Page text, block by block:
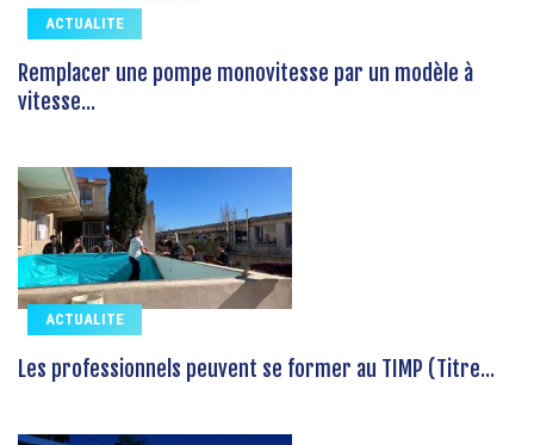
ACTUALITE
Remplacer une pompe monovitesse par un modèle à
vitesse...
ACTUALITE
Les professionnels peuvent se former au TIMP (Titre...